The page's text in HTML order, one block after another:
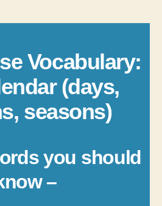
Vocabulary:
(days,
seasons)
you should
–